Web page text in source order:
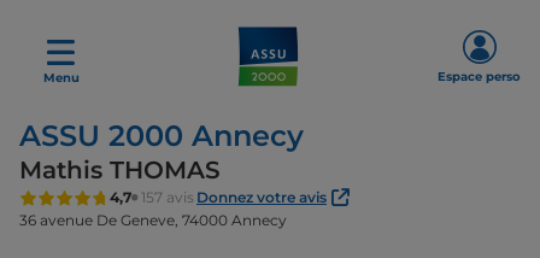
Menu Espace perso
ASSU 2000 Annecy
Mathis THOMAS
4,7 157 avis Donnez votre avis
36 avenue De Geneve, 74000 Annecy